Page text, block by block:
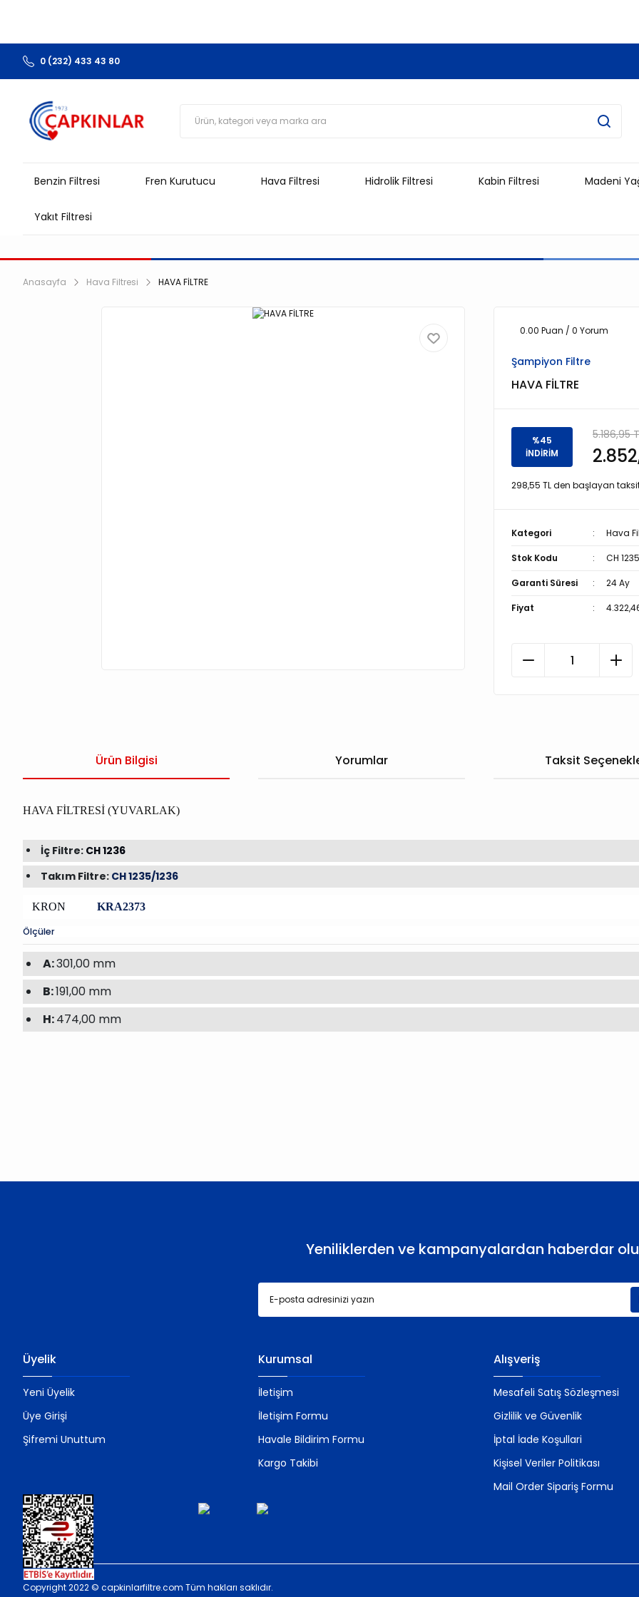
0 (232) 433 43 80
Benzin Filtresi Fren Kurutucu Hava Filtresi Hidrolik Filtresi Kabin Filtresi Madeni
Yakıt Filtresi
Anasayfa Hava Filtresi HAVA FİLTRE
0.00 Puan / 0 Yorum
Şampiyon Filtre
HAVA FİLTRE
%45
İNDİRİM
5.186,95
298,55 TL den başlayan
Kategori Hava
Stok Kodu CH 1235
Garanti Süresi 24 Ay
Fiyat
Ürün Bilgisi Yorumlar Taksit
HAVA FİLTRESİ (YUVARLAK)
İç Filtre: CH 1236
Takım Filtre: CH 1235/1236
KRON KRA2373
Ölçüler
A:301,00 mm
B:191,00 mm
H:474,00 mm
Ürün bilgilerinde hatalar bulunuyor.
Gönder
Yeniliklerden ve kampanyalardan haberdar
Üyelik
Yeni Üyelik
Üye Girişi
Şifremi Unuttum
Kurumsal
İletişim
İletişim Formu
Havale Bildirim Formu
Kargo Takibi
Alışveriş
Mesafeli Satış Sözleşmesi
Gizlilik ve Güvenlik
İptal İade Koşullari
Kişisel Veriler Politikası
Mail Order Sipariş Formu
Copyright 2022 © capkinlarfiltre.com Tüm hakları saklıdır.